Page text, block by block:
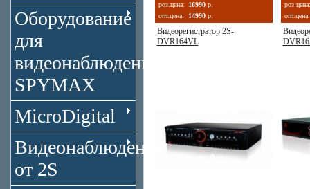
Оборудование
для
видеонаблюдения
SPYMAX
MicroDigital
Видеонаблюдение
от 2S
роз.цена: 16990 р.
опт.цена:
14990 р.
Видеорегистратор 2S-
DVR164VL
роз.цена:
опт.цена: